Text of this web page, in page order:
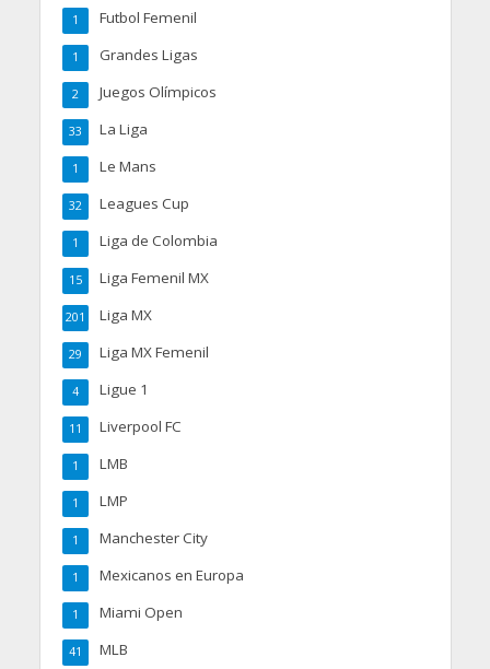
Futbol Femenil
1
Grandes Ligas
1
Juegos Olímpicos
2
La Liga
33
Le Mans
1
Leagues Cup
32
Liga de Colombia
1
Liga Femenil MX
15
Liga MX
201
Liga MX Femenil
29
Ligue 1
4
Liverpool FC
11
LMB
1
LMP
1
Manchester City
1
Mexicanos en Europa
1
Miami Open
1
MLB
41